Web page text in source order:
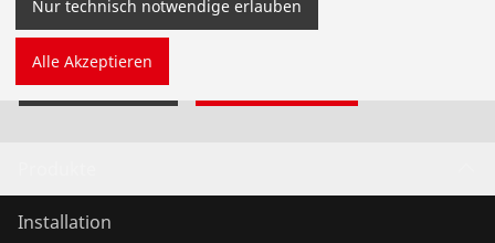
und Ihre Sprache auch selbst auswählen.
Land wechseln
Installation
Nur technisch notwendige erlauben
Alle Akzeptieren